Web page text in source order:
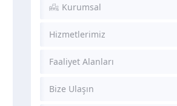
Kurumsal
Hizmetlerimiz
Faaliyet Alanları
Bize Ulaşın